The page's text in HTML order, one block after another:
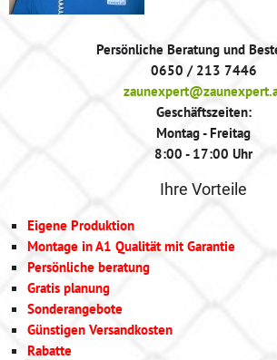
Persönliche Beratung und
0650 / 213 7446
Geschäftszeiten:
Montag - Freitag
8:00 - 17:00 Uhr
Ihre Vorteile
Eigene Produktion
Montage in A1 Qualität mit Garantie
Persönliche beratung
Gratis planung
Sonderangebote
Günstigen Versandkosten
Rabatte